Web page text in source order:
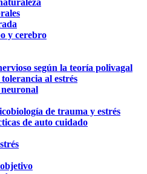
y cerebro
según la teoría polivagal
al estrés
de trauma y estrés
de auto cuidado